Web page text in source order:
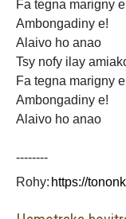
Fa tegna marigny
Ambongadiny e!
Alaivo ho anao
Tsy nofy ilay
Fa tegna marigny
Ambongadiny e!
Alaivo ho anao
--------
Rohy: